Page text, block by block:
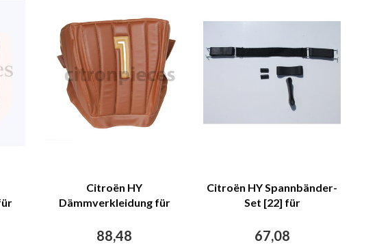
Citroën HY
Dämmverkleidung für
Kunstleder mit Bahnen
88,48
Citroën HY Spannbänder-
Set [22] für
Citroën HY
67,08